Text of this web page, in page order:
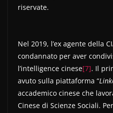
riservate.
Nel 2019, l’ex agente della
condannato per aver
l’intelligence cinese[7]. Il
avuto sulla piattaforma “
accademico cinese che
Cinese di Scienze Sociali.